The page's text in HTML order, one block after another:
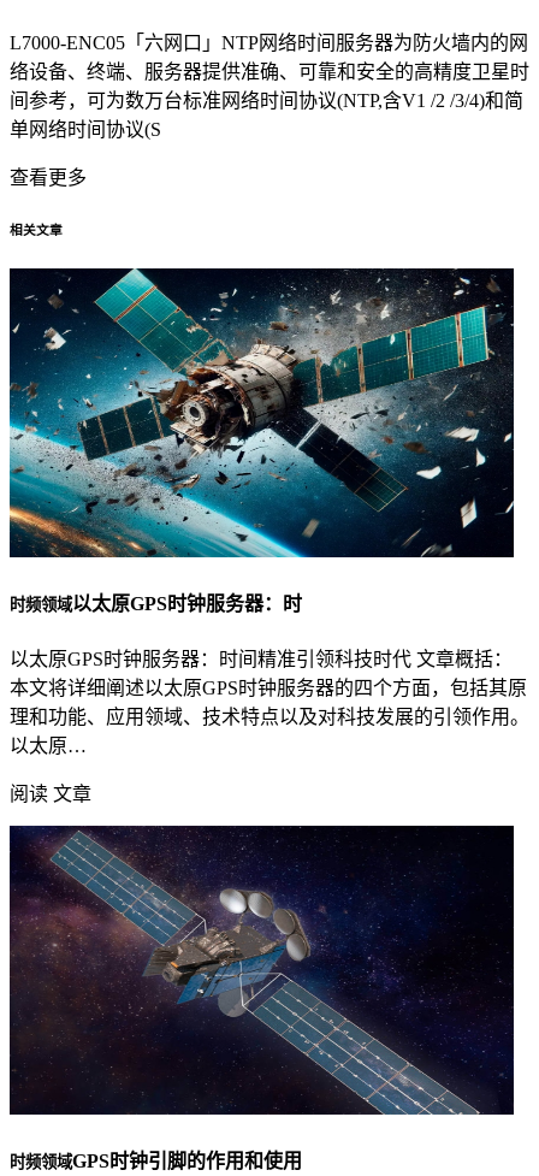
L7000-ENC05「六网口」NTP网络时间服务器为防火墙内的网
络设备、终端、服务器提供准确、可靠和安全的高精度卫星时
间参考，可为数万台标准网络时间协议(NTP,含V1 /2 /3/4)和简
单网络时间协议(S
查看更多
相关文章
时频领域以太原GPS时钟服务器：时
以太原GPS时钟服务器：时间精准引领科技时代 文章概括：
本文将详细阐述以太原GPS时钟服务器的四个方面，包括其原
理和功能、应用领域、技术特点以及对科技发展的引领作用。
以太原…
阅读 文章
时频领域GPS时钟引脚的作用和使用